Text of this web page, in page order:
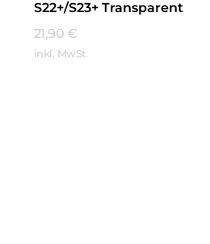
S22+/S23+ Transparent
21,90 €
inkl. MwSt.